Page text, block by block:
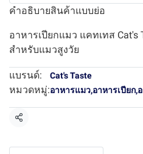
คำอธิบายสินค้าแบบย่อ
อาหารเปียกแมว แคทเทส Cat's
สำหรับแมวสูงวัย
แบรนด์: Cat's Taste
หมวดหมู่:อาหารแมว,อาหารเปียก,
แชร์